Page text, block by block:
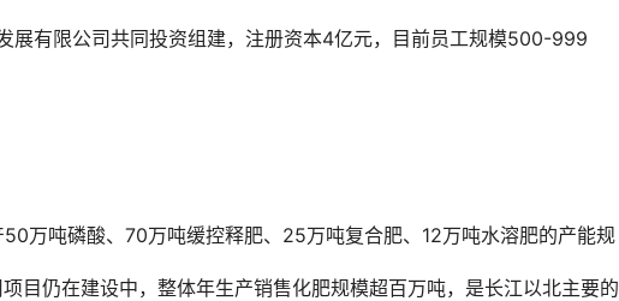
展有限公司共同投资组建，注册资本4亿元，目前员工规模500-999
万吨磷酸、70万吨缓控释肥、25万吨复合肥、12万吨水溶肥‌的产能规
目仍在建设中，整体年生产销售化肥规模超百万吨，是长江以北主要的